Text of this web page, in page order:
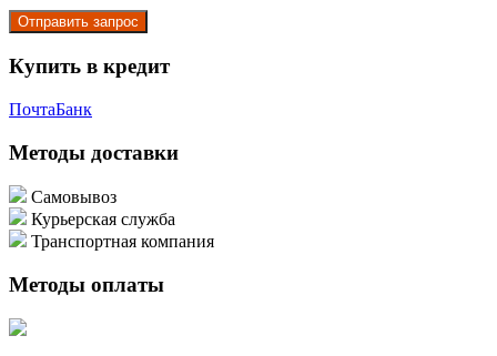
Купить в кредит
ПочтаБанк
Методы доставки
Самовывоз
Курьерская служба
Транспортная компания
Методы оплаты